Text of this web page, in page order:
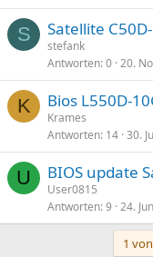
S Satellite
stefank
Antworten 0 20.
K Bios L550D-
Krames
Antworten 14 30.
U BIOS update
User0815
Antworten 9 24.
1